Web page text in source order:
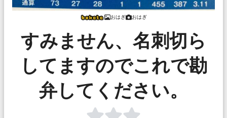
おはぎ おはぎ
すみません、名刺切ら
してますのでこれで勘
弁してください。